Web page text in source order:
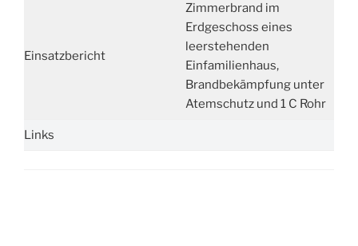
Einsatzbericht
Zimmerbrand im
Erdgeschoss eines
leerstehenden
Einfamilienhaus,
Brandbekämpfung unter
Atemschutz und 1 C Rohr
Links